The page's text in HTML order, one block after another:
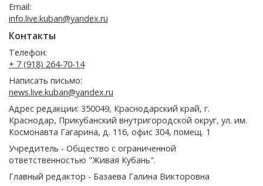
Email:
info.live.kuban@yandex.ru
Контакты
Телефон:
+ 7 (918) 264-70-14
Написать письмо:
news.live.kuban@yandex.ru
Адрес редакции: 350049, Краснодарский край, г.
Краснодар, Прикубанский внутригородской округ, ул. им.
Космонавта Гагарина, д. 116, офис 304, помещ. 1
Учредитель - Общество с ограниченной
ответственностью "Живая Кубань".
Главный редактор - Базаева Галина Викторовна